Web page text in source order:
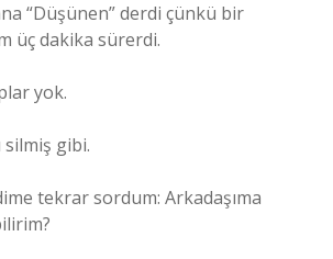
“Düşünen” derdi çünkü bir
üç dakika sürerdi.
yok.
gibi.
tekrar sordum: Arkadaşıma